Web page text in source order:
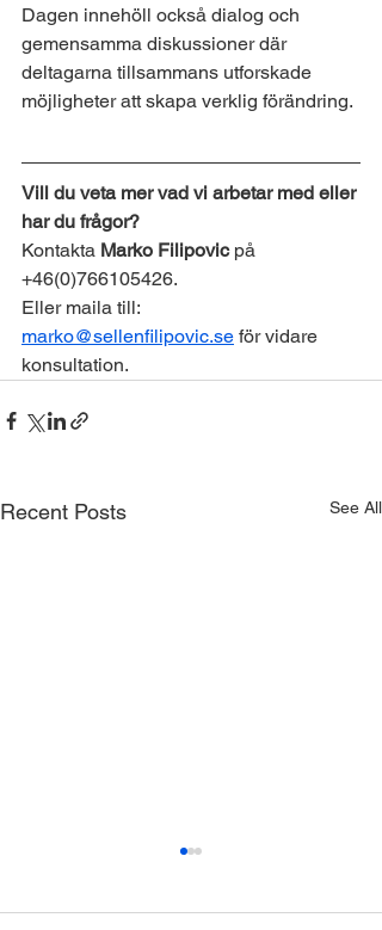
Dagen innehöll också dialog och
gemensamma diskussioner där
deltagarna tillsammans utforskade
möjligheter att skapa verklig förändring.
Vill du veta mer vad vi arbetar med eller
har du frågor?
Kontakta Marko Filipovic på
+46(0)766105426.
Eller maila till:
marko@sellenfilipovic.se för vidare
konsultation.
Recent Posts See All